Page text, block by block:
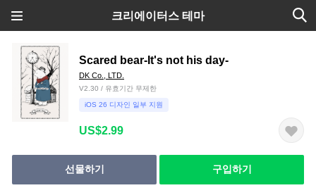
크리에이터스 테마
Scared bear-It's not his day-
DK Co., LTD.
V2.30 / 유효기간 무제한
iOS 26 디자인 일부 지원
US$2.99
선물하기 구입하기